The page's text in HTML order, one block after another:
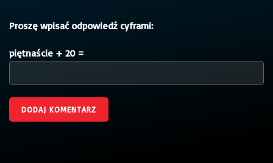
Proszę wpisać odpowiedź cyframi:
piętnaście + 20 =